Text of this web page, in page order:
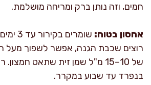
חמים, וזה נותן ברק ומריחה מושלמת.
אחסון בטוח:
שומרים
רוצים שכבת הגנה, אפשר לשפוך
של 10–15 מ"ל שמן זית שתאט
בנפרד עד שבוע במקרר.